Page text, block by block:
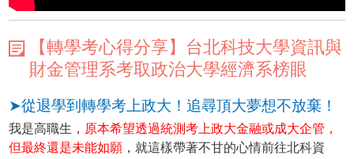
【轉學考心得分享】台北科技大學資訊與
財金管理系考取政治大學經濟系榜眼
➤從退學到轉學考上政大！追尋頂大夢想不放棄！
我是高職生， 原本希望透過統測考上政大金融或成大企管，
但最終還是未能如願 ，就這樣帶著不甘的心情前往北科資